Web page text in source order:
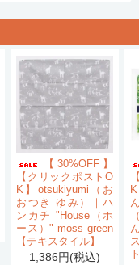
【30%OFF】
【クリックポストO
K】otsukiyumi（お
おつき ゆみ）｜ハ
ンカチ "House（ホ
ース）" moss green
【テキスタイル】
1,386円(税込)